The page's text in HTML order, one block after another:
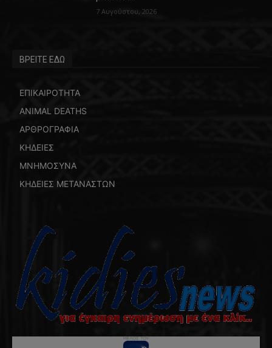
7 Αυγούστου, 2026
ΒΡΕΙΤΕ ΕΔΩ
ΕΠΙΚΑΙΡΟΤΗΤΑ
ANIMAL DEATHS
ΑΡΘΡΟΓΡΑΦΙΑ
ΚΗΔΕΙΕΣ
ΜΝΗΜΟΣΥΝΑ
ΚΗΔΕΙΕΣ ΜΕΤΑΝΑΣΤΩΝ